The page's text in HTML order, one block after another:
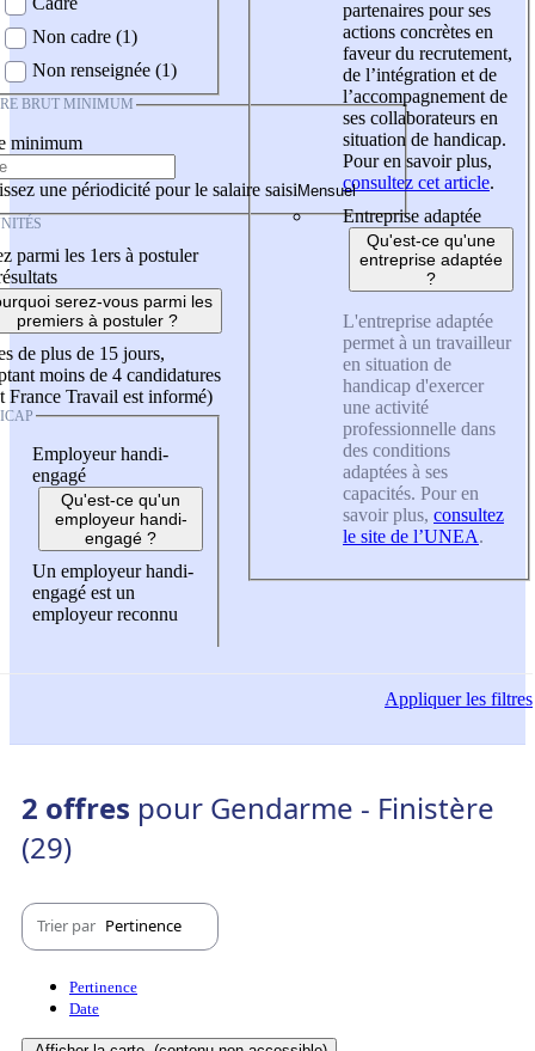
Non cadre (1)
Non renseignée (1)
BRUT MINIMUM
minimum
une périodicité pour le salaire saisi
parmi les 1ers à postuler
serez-vous parmi les
premiers à postuler ?
de plus de 15 jours,
moins de 4 candidatures
France Travail est informé)
Employeur handi-
engagé
Qu'est-ce qu'un
employeur handi-
engagé ?
Un employeur handi-
engagé est un
employeur reconnu
partenaires pour ses
actions concrètes en
faveur du recrutement,
de l’intégration et de
l’accompagnement de
ses collaborateurs en
situation de handicap.
Pour en savoir plus,
consultez cet article.
Entreprise adaptée
Qu'est-ce qu'une
entreprise adaptée
?
L'entreprise adaptée
permet à un travailleur
en situation de
handicap d'exercer
une activité
professionnelle dans
des conditions
adaptées à ses
capacités. Pour en
savoir plus, consultez
le site de l’UNEA.
Appliquerles filtres
2 offres pour Gendarme - Finistère
(29)
Trier par Pertinence
Pertinence
Date